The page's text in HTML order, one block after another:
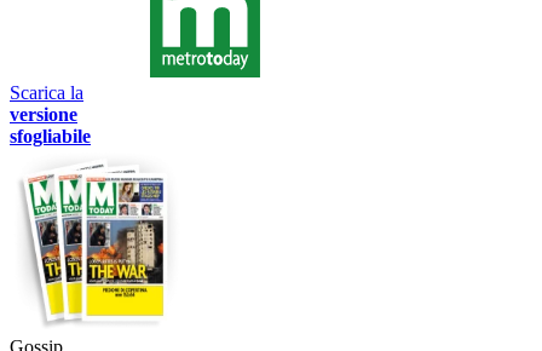
Scarica la
versione
sfogliabile
Gossip